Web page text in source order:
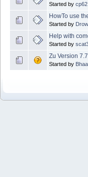
Started by cp62
HowTo use
Started by
Help with
Started by
Zu Version
Started by